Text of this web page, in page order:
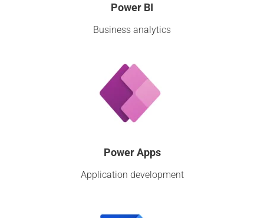
Power BI
Business analytics
Power Apps
Application development